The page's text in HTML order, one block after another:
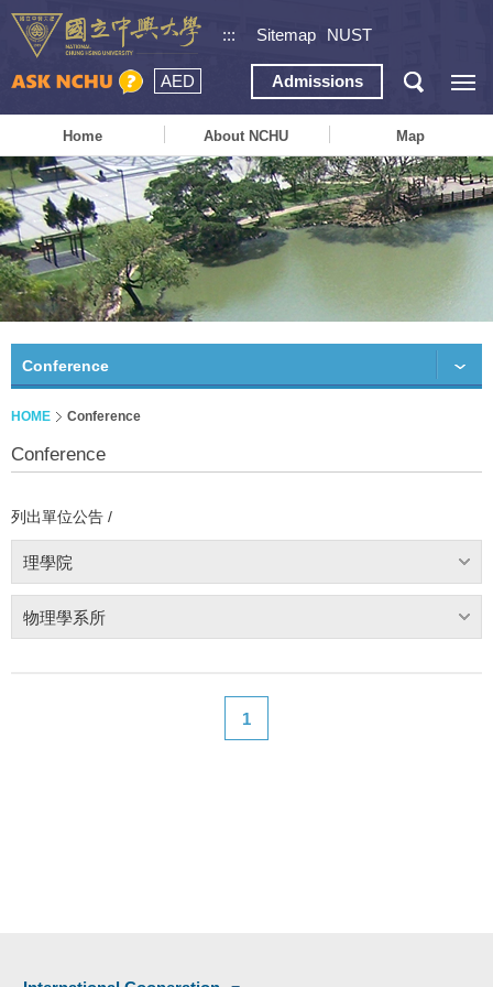
::: Sitemap NUST
AED Admissions
Home About NCHU Map
Conference
HOME Conference
Conference
列出單位公告 /
理學院
物理學系所
1